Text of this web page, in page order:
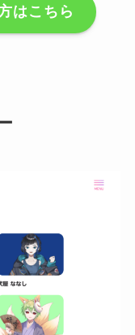
はこちら